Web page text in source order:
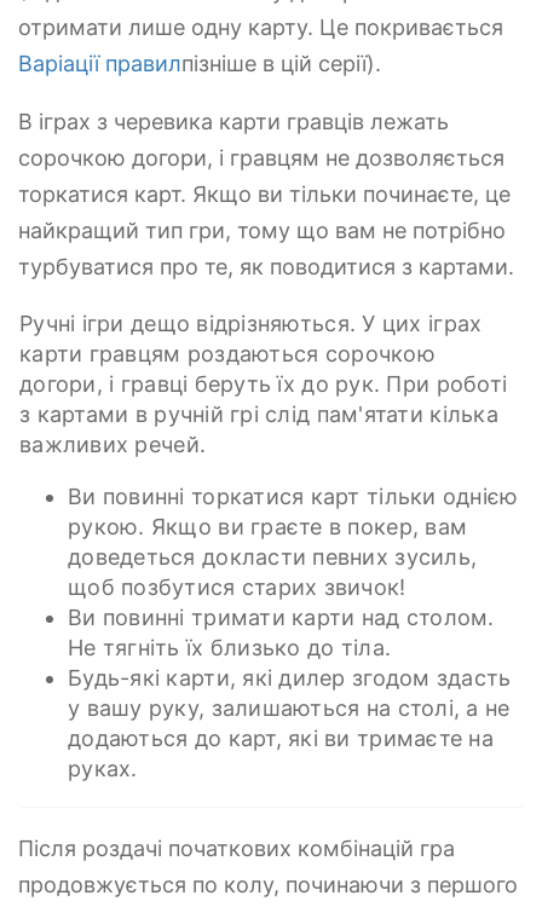
отримати лише одну карту. Це покривається
Варіації правилпізніше в цій серії).
В іграх з черевика карти гравців лежать
сорочкою догори, і гравцям не дозволяється
торкатися карт. Якщо ви тільки починаєте, це
найкращий тип гри, тому що вам не потрібно
турбуватися про те, як поводитися з картами.
Ручні ігри дещо відрізняються. У цих іграх
карти гравцям роздаються сорочкою
догори, і гравці беруть їх до рук. При роботі
з картами в ручній грі слід пам'ятати кілька
важливих речей.
Ви повинні торкатися карт тільки однією
рукою. Якщо ви граєте в покер, вам
доведеться докласти певних зусиль,
щоб позбутися старих звичок!
Ви повинні тримати карти над столом.
Не тягніть їх близько до тіла.
Будь-які карти, які дилер згодом здасть
у вашу руку, залишаються на столі, а не
додаються до карт, які ви тримаєте на
руках.
Після роздачі початкових комбінацій гра
продовжується по колу, починаючи з першого